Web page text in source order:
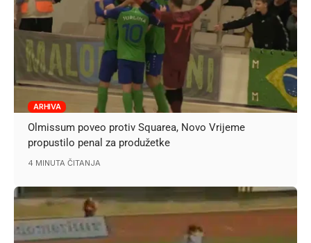
ARHIVA
Olmissum poveo protiv Squarea, Novo Vrijeme
propustilo penal za produžetke
4 MINUTA ČITANJA